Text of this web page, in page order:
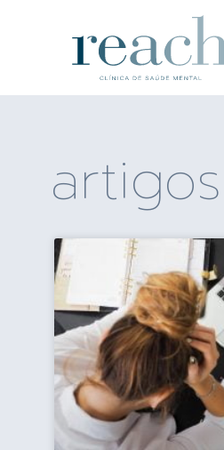
artigos